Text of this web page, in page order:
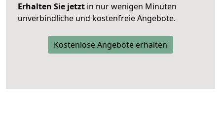
Erhalten Sie jetzt in nur wenigen Minuten
unverbindliche und kostenfreie Angebote.
Kostenlose Angebote erhalten